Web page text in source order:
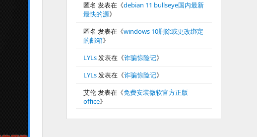
匿名 发表在《debian 11 bullseye国内最新
最快的源》
匿名 发表在《windows 10删除或更改绑定
的邮箱》
LYLs发表在《诈骗惊险记》
LYLs发表在《诈骗惊险记》
艾伦发表在《免费安装微软官方正版
office》